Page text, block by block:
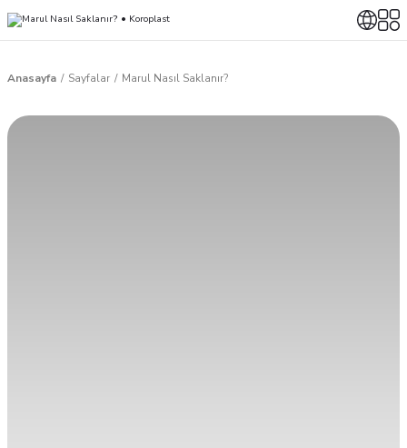
Anasayfa Sayfalar Marul Nasıl Saklanır?